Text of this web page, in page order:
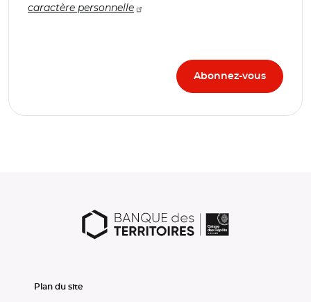
caractère personnelle
Plan du site